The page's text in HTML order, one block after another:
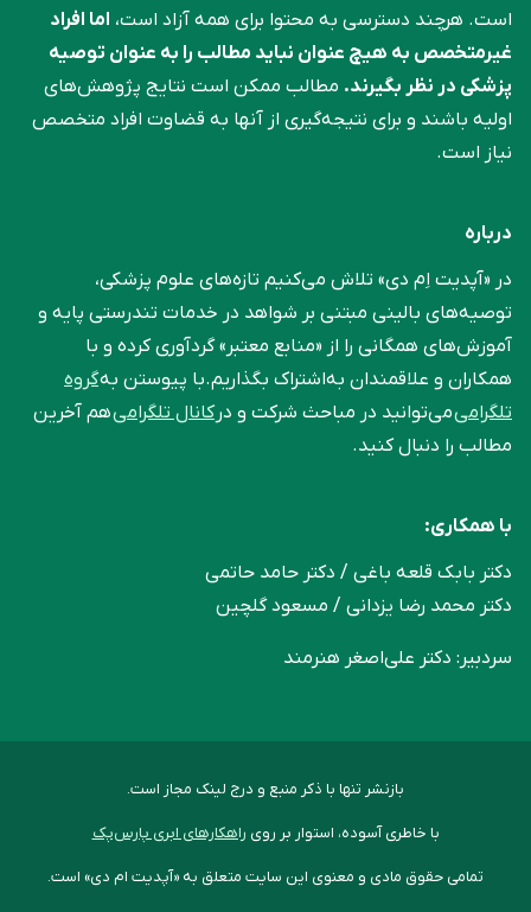
است. هرچند دسترسی به محتوا برای همه آزاد است، اما افراد
غیرمتخصص به هیچ عنوان نباید مطالب را به عنوان توصیه
پزشکی در نظر بگیرند. مطالب ممکن است نتایج پژوهش‌های
اولیه باشند و برای نتیجه‌گیری از آنها به قضاوت افراد متخصص
نیاز است.
درباره
در «آپدیت اِم دی» تلاش می‌کنیم تازه‌های علوم پزشکی،
توصیه‌های بالینی مبتنی بر شواهد در خدمات تندرستی پایه و
آموزش‌های همگانی را از «منابع معتبر» گردآوری کرده و با
همکاران و علاقمندان به‌اشتراک بگذاریم.با پیوستن بهگروه
تلگرامیمی‌توانید در مباحث شرکت و درکانال تلگرامیهم آخرین
مطالب را دنبال کنید.
با همکاری:
دکتر بابک قلعه‌ باغی / دکتر حامد حاتمی
دکتر محمد رضا یزدانی / مسعود گلچین
سردبیر: دکتر علی‌اصغر هنرمند
بازنشر تنها با ذکر منبع و درج لینک مجاز است.
با خاطری آسوده، استوار بر روی راهکارهای ابری پارس‌پک
تمامی حقوق مادی و معنوی این سایت متعلق به «آپدیت ام دی» است.